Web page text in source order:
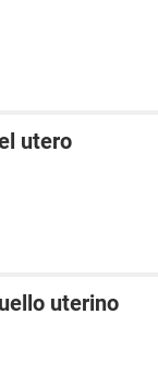
utero
uterino